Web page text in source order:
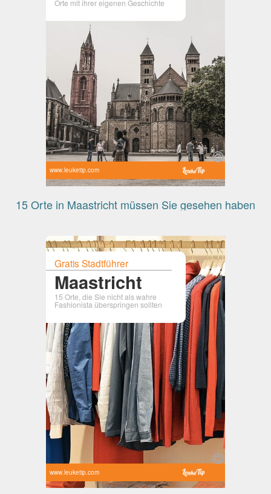
Orte mit ihrer eigenen Geschichte
www.leuketip.com
15 Orte in Maastricht müssen Sie gesehen haben
Gratis Stadtführer
Maastricht
15 Orte, die Sie nicht als wahre
Fashionista überspringen sollten
www.leuketip.com